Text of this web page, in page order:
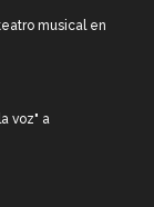
musical en
voz" a